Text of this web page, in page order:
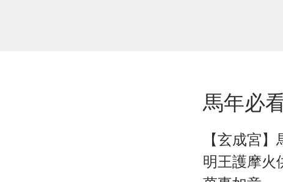
馬年必
【玄成宮
明王護摩火